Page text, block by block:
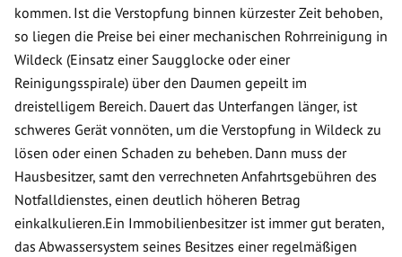
kommen. Ist die Verstopfung binnen kürzester Zeit behoben,
so liegen die Preise bei einer mechanischen Rohrreinigung in
Wildeck (Einsatz einer Saugglocke oder einer
Reinigungsspirale) über den Daumen gepeilt im
dreistelligem Bereich. Dauert das Unterfangen länger, ist
schweres Gerät vonnöten, um die Verstopfung in Wildeck zu
lösen oder einen Schaden zu beheben. Dann muss der
Hausbesitzer, samt den verrechneten Anfahrtsgebühren des
Notfalldienstes, einen deutlich höheren Betrag
einkalkulieren.Ein Immobilienbesitzer ist immer gut beraten,
das Abwassersystem seines Besitzes einer regelmäßigen